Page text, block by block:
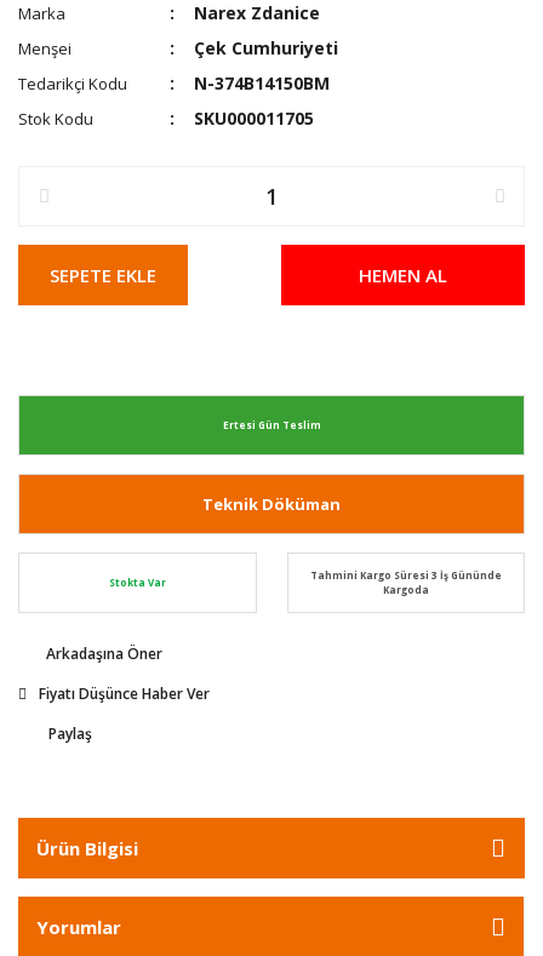
Marka Narex Zdanice
Menşei Çek Cumhuriyeti
Tedarikçi Kodu N-374B14150BM
Stok Kodu SKU000011705
SEPETE EKLE HEMEN AL
Ertesi Gün Teslim
Teknik Döküman
Stokta Var
Tahmini Kargo Süresi 3 İş Gününde
Kargoda
Arkadaşına Öner
Fiyatı Düşünce Haber Ver
Paylaş
Ürün Bilgisi
Yorumlar